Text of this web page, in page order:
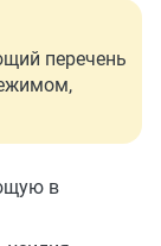
перечень
в